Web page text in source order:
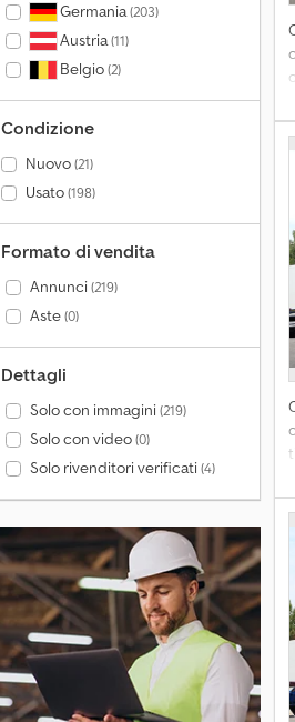
Germania(203)
Austria(11)
Belgio(2)
Condizione
Nuovo(21)
Usato(198)
Formato di vendita
Annunci(219)
Aste(0)
Dettagli
Solo con immagini(219)
Solo con video(0)
Solo rivenditori verificati(4)